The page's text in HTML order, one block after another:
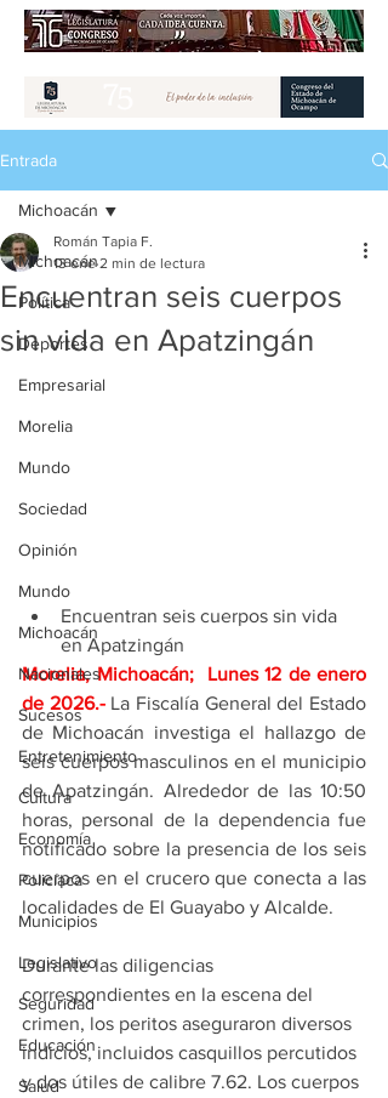
Entrada
Michoacán
Política
Deportes
Empresarial
Morelia
Mundo
Sociedad
Opinión
Mundo
Michoacán
Nacionales
Sucesos
Entretenimiento
Cultura
Economía
Policíaca
Municipios
Legislativo
Seguridad
Educación
Salud
Michoacán
Encuentran seis cuerpos
sin vida en Apatzingán
Román Tapia F.
13 ene 2 min de lectura
Encuentran seis cuerpos sin vida
en Apatzingán
Morelia, Michoacán;  Lunes 12 de enero
de 2026.- La Fiscalía General del Estado
de Michoacán investiga el hallazgo de
seis cuerpos masculinos en el municipio
de Apatzingán. Alrededor de las 10:50
horas, personal de la dependencia fue
notificado sobre la presencia de los seis
cuerpos en el crucero que conecta a las
localidades de El Guayabo y Alcalde.
Durante las diligencias
correspondientes en la escena del
crimen, los peritos aseguraron diversos
indicios, incluidos casquillos percutidos
y dos útiles de calibre 7.62. Los cuerpos